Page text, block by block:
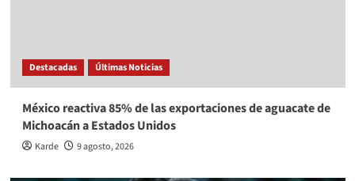
Destacadas Últimas Noticias
México reactiva 85% de las exportaciones de aguacate de
Michoacán a Estados Unidos
Karde 9 agosto, 2026